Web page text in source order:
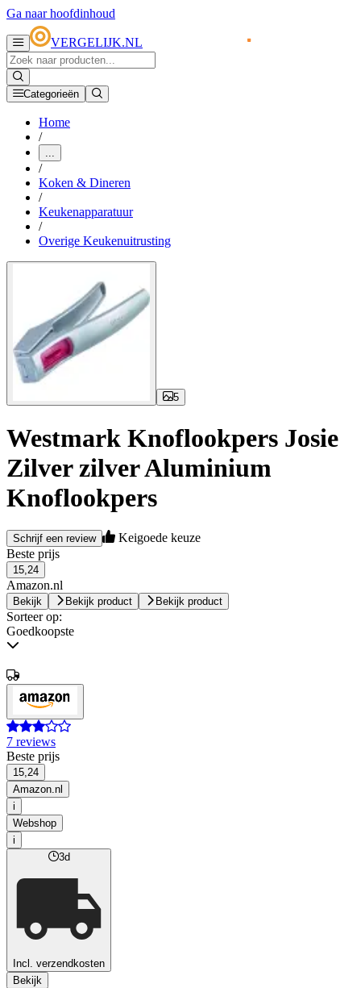
Ga naar hoofdinhoud
VERGELIJK.NL
Categorieën
Home
/
...
/
Koken & Dineren
/
Keukenapparatuur
/
Overige Keukenuitrusting
5
Westmark Knoflookpers Josie
Zilver zilver Aluminium
Knoflookpers
Schrijf een review
Keigoede keuze
Beste prijs
15,24
Amazon.nl
Bekijk Bekijk product Bekijk product
Sorteer op:
Goedkoopste
7 reviews
Beste prijs
15,24
Amazon.nl
i
Webshop
i
3d
Incl. verzendkosten
Bekijk